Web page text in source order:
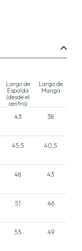
Largo de
Espalda
(desde el
centro)
Largo de
Manga
43 38
45,5 40,5
48 43
51 46
55 49